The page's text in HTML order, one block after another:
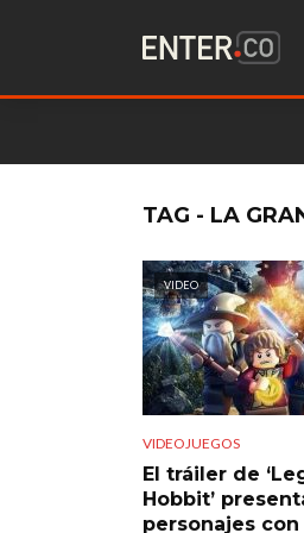
TAG - LA
VIDEO
VIDEOJUEGOS
El tráiler de
Hobbit’
personajes